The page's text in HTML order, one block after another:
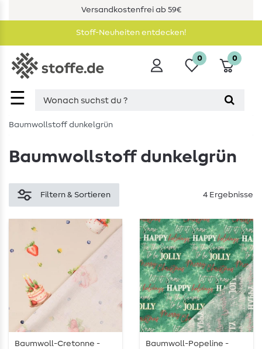
Versandkostenfrei ab 59€
Stoff-Neuheiten entdecken!
☰
0 0
Baumwollstoff dunkelgrün
Baumwollstoff dunkelgrün
Filtern & Sortieren 4 Ergebnisse
Baumwoll-Cretonne -
Baumwoll-Popeline -